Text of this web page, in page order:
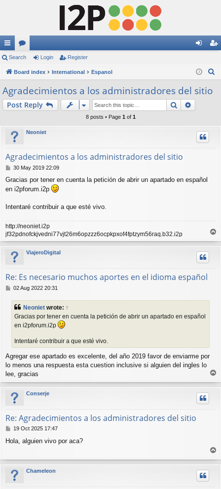
ui
ck
lin
ks
or
u
s
in ist
Search Login Register
Board index International Espanol
h
Agradecimientos a los administradores del sitio
Post Reply Search
8 posts • Page 1 of 1
Neoniet
Agradecimientos a los administradores del sitio
P
s
t
30 May 2019 22:09
Gracias por tener en cuenta la petición de abrir un apartado en español
en i2pforum.i2p
Intentaré contribuir a que esté vivo.
http://neoniet.i2p
jf32pdnofckjvedni77vjt26m6opzzz6ocpkpxof4fptzym56raq.b32.i2p
o
p
ViajeroDigital
Re: Es necesario muchos aportes en el idioma español
P
s
02 Aug 2022 20:31
Neoniet wrote: ↑
Gracias por tener en cuenta la petición de abrir un apartado en español
en i2pforum.i2p
Intentaré contribuir a que esté vivo.
Agregar ese apartado es excelente, del año 2019 favor de enviarme por
lo menos una respuesta esta cuestion inclusive si alguien del ingles lo
lee, gracias
p
Conserje
Re: Agradecimientos a los administradores del sitio
P
s
19 Oct 2025 17:47
Hola, alguien vivo por aca?
p
Chameleon